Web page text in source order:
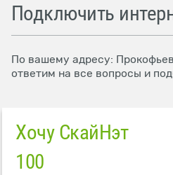
Подключить
По вашему адресу:
ответим на все вопросы и
Хочу СкайНэт
100